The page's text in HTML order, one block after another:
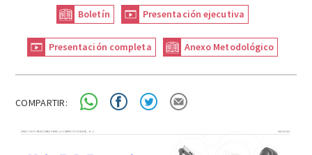
Boletín Presentación ejecutiva
Presentación completa Anexo Metodológico
COMPARTIR: